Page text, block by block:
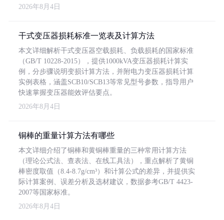
2026年8月4日
干式变压器损耗标准一览表及计算方法
本文详细解析干式变压器空载损耗、负载损耗的国家标准
（GB/T 10228-2015），提供1000kVA变压器损耗计算实
例，分步骤说明变损计算方法，并附电力变压器损耗计算
实例表格，涵盖SCB10/SCB13等常见型号参数，指导用户
快速掌握变压器能效评估要点。
2026年8月4日
铜棒的重量计算方法有哪些
本文详细介绍了铜棒和黄铜棒重量的三种常用计算方法
（理论公式法、查表法、在线工具法），重点解析了黄铜
棒密度取值（8.4-8.7g/cm³）和计算公式的差异，并提供实
际计算案例、误差分析及选材建议，数据参考GB/T 4423-
2007等国家标准。
2026年8月4日